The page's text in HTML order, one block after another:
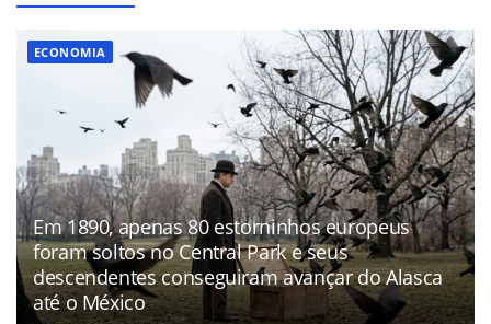
ECONOMIA
Em 1890, apenas 80 estorninhos europeus
foram soltos no Central Park e seus
descendentes conseguiram avançar do Alasca
até o México